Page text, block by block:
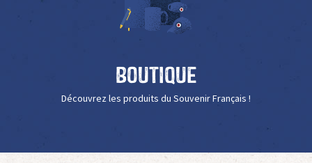
Boutique
Découvrez les produits du Souvenir Français !